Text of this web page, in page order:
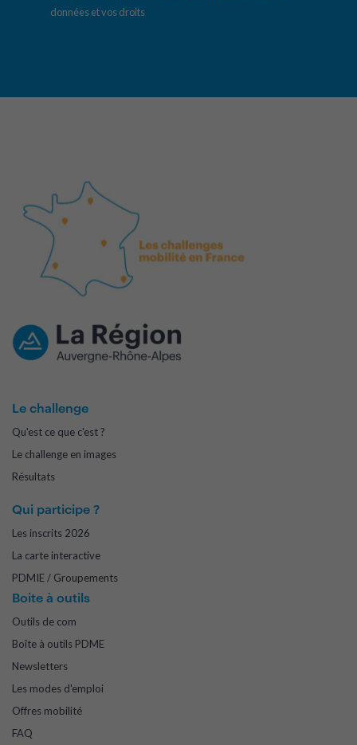
données et vos droits
Le challenge
Qu'est ce que c'est ?
Le challenge en images
Résultats
Qui participe ?
Les inscrits 2026
La carte interactive
PDMIE / Groupements
Boite à outils
Outils de com
Boîte à outils PDME
Newsletters
Les modes d'emploi
Offres mobilité
FAQ